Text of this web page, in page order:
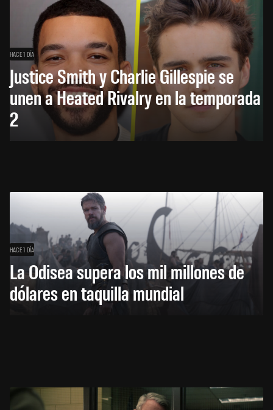
HACE 1 DÍA
Justice Smith y Charlie Gillespie se
unen a Heated Rivalry en la temporada
2
HACE 1 DÍA
La Odisea supera los mil millones de
dólares en taquilla mundial